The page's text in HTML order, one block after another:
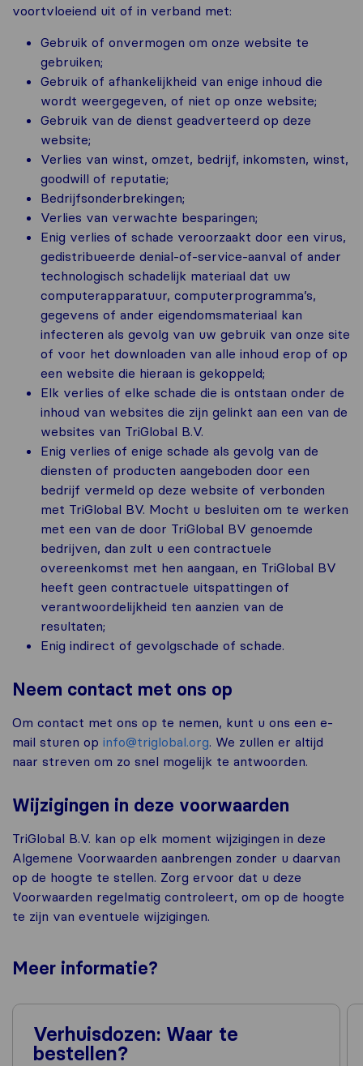
voortvloeiend uit of in verband met:
Gebruik of onvermogen om onze website te
gebruiken;
Gebruik of afhankelijkheid van enige inhoud die
wordt weergegeven, of niet op onze website;
Gebruik van de dienst geadverteerd op deze
website;
Verlies van winst, omzet, bedrijf, inkomsten, winst,
goodwill of reputatie;
Bedrijfsonderbrekingen;
Verlies van verwachte besparingen;
Enig verlies of schade veroorzaakt door een virus,
gedistribueerde denial-of-service-aanval of ander
technologisch schadelijk materiaal dat uw
computerapparatuur, computerprogramma’s,
gegevens of ander eigendomsmateriaal kan
infecteren als gevolg van uw gebruik van onze site
of voor het downloaden van alle inhoud erop of op
een website die hieraan is gekoppeld;
Elk verlies of elke schade die is ontstaan ​​onder de
inhoud van websites die zijn gelinkt aan een van de
websites van TriGlobal B.V.
Enig verlies of enige schade als gevolg van de
diensten of producten aangeboden door een
bedrijf vermeld op deze website of verbonden
met TriGlobal BV. Mocht u besluiten om te werken
met een van de door TriGlobal BV genoemde
bedrijven, dan zult u een contractuele
overeenkomst met hen aangaan, en TriGlobal BV
heeft geen contractuele uitspattingen of
verantwoordelijkheid ten aanzien van de
resultaten;
Enig indirect of gevolgschade of schade.
Neem contact met ons op
Om contact met ons op te nemen, kunt u ons een e-
mail sturen op info@triglobal.org. We zullen er altijd
naar streven om zo snel mogelijk te antwoorden.
Wijzigingen in deze voorwaarden
TriGlobal B.V. kan op elk moment wijzigingen in deze
Algemene Voorwaarden aanbrengen zonder u daarvan
op de hoogte te stellen. Zorg ervoor dat u deze
Voorwaarden regelmatig controleert, om op de hoogte
te zijn van eventuele wijzigingen.
Meer informatie?
Verhuisdozen: Waar te
bestellen?